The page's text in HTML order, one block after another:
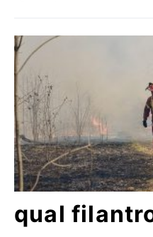
qual